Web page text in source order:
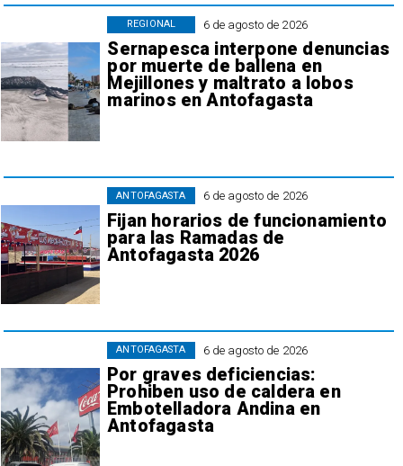
6 de agosto de 2026
Sernapesca interpone denuncias
por muerte de ballena en
Mejillones y maltrato a lobos
marinos en Antofagasta
REGIONAL
6 de agosto de 2026
Fijan horarios de funcionamiento
para las Ramadas de
Antofagasta 2026
ANTOFAGASTA
6 de agosto de 2026
Por graves deficiencias:
Prohiben uso de caldera en
Embotelladora Andina en
Antofagasta
ANTOFAGASTA